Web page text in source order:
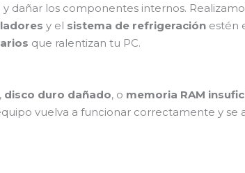
dañar los componentes internos.
y el sistema de refrigeración estén
que ralentizan tu PC.
, disco duro dañado, o memoria RAM
vuelva a funcionar correctamente y se